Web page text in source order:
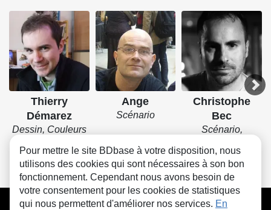
Thierry
Démarez
Dessin, Couleurs
Ange
Scénario
Christophe
Bec
Scénario,
CGU FAQ Contact Cookies
Pour mettre le site BDbase à votre disposition, nous
utilisons des cookies qui sont nécessaires à son bon
fonctionnement. Cependant nous avons besoin de
votre consentement pour les cookies de statistiques
qui nous permettent d'améliorer nos services. En